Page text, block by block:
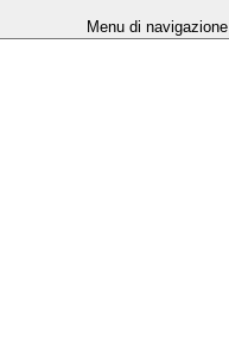
Menu di navigazione